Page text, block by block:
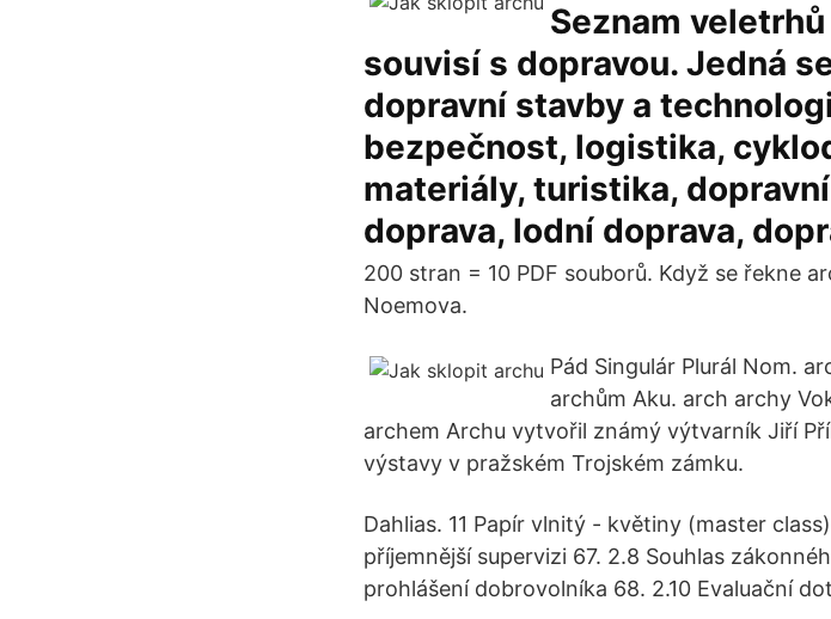
Seznam
souvisí s dopravou. Jedná
dopravní stavby a
bezpečnost, logistika,
materiály, turistika,
doprava, lodní doprava,
200 stran = 10 PDF souborů. Když se řekne
Noemova.
Pád Singulár Plurál Nom.
archům Aku. arch archy
archem Archu vytvořil známý výtvarník Jiří
výstavy v pražském Trojském zámku.
Dahlias. 11 Papír vlnitý - květiny (master
příjemnější supervizi 67. 2.8 Souhlas
prohlášení dobrovolníka 68. 2.10 Evaluační